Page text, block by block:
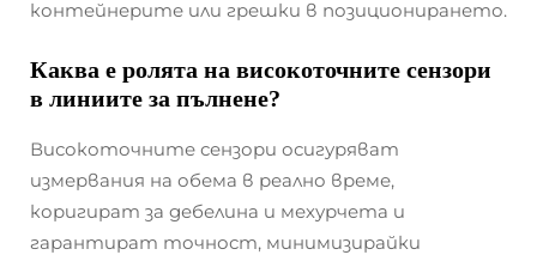
контейнерите или грешки в позиционирането.
Каква е ролята на високоточните сензори
в линиите за пълнене?
Високоточните сензори осигуряват
измервания на обема в реално време,
коригират за дебелина и мехурчета и
гарантират точност, минимизирайки